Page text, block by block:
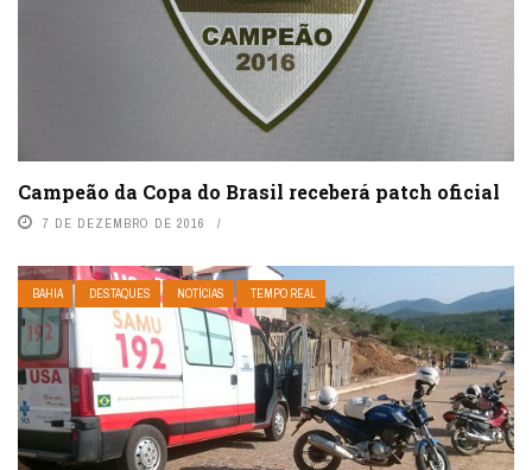
Campeão da Copa do Brasil receberá patch oficial
7 DE DEZEMBRO DE 2016
BAHIA DESTAQUES NOTÍCIAS TEMPO REAL